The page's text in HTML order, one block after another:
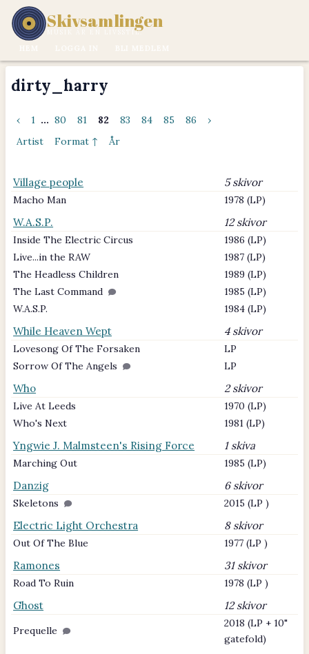
Skivsamlingen
MUSIK ÄR EN LIVSSTIL.
dirty_harry
‹ 1 ... 80 81 82 83 84 85 86
›
Artist
Format ↑ År
Village people 5 skivor
Macho Man 1978 (LP)
W.A.S.P. 12 skivor
Inside The Electric Circus
1986 (LP)
Live...in the RAW
1987 (LP)
The Headless Children
1989 (LP)
The Last Command
1985 (LP)
W.A.S.P.
1984 (LP)
While Heaven Wept 4 skivor
Lovesong Of The Forsaken
LP
Sorrow Of The Angels
LP
Who 2 skivor
Live At Leeds
1970 (LP)
Who's Next
1981 (LP)
Yngwie J. Malmsteen's Rising Force 1 skiva
Marching Out 1985 (LP)
Danzig 6 skivor
Skeletons 2015 (LP )
Electric Light Orchestra 8 skivor
Out Of The Blue 1977 (LP )
Ramones 31 skivor
Road To Ruin 1978 (LP )
Ghost 12 skivor
Prequelle
2018 (LP + 10"
gatefold)